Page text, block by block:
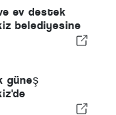
ev destek
belediyesine
güneş